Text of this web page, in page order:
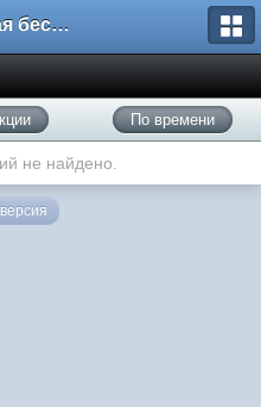
Батумская беседка
По времени
не найдено.